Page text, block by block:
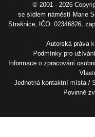
© 2001 - 2026
se sídlem náměstí Marie
Strašnice, IČO: 02346826,
Autorská práva
Podmínky pro
Informace o zpracování
Jednotná kontaktní místa /
Povinně